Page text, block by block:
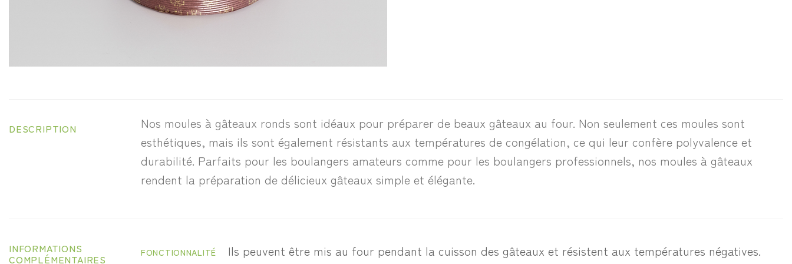
DESCRIPTION
Nos moules à gâteaux ronds sont idéaux pour préparer de beaux gâteaux au four. Non seulement ces moules sont
esthétiques, mais ils sont également résistants aux températures de congélation, ce qui leur confère polyvalence et
durabilité. Parfaits pour les boulangers amateurs comme pour les boulangers professionnels, nos moules à gâteaux
rendent la préparation de délicieux gâteaux simple et élégante.
INFORMATIONS
COMPLÉMENTAIRES
FONCTIONNALITÉ Ils peuvent être mis au four pendant la cuisson des gâteaux et résistent aux températures négatives.